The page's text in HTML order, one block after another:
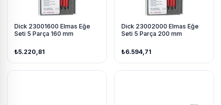
Dick 23001600 Elmas Eğe
Seti 5 Parça 160 mm
₺5.220,81
Dick 23002000 Elmas Eğe
Seti 5 Parça 200 mm
₺6.594,71